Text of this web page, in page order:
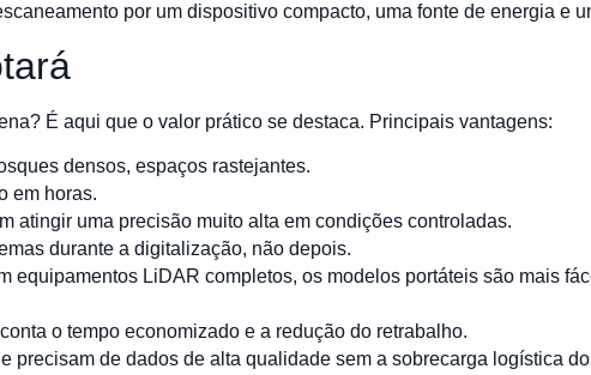
por um dispositivo compacto, uma fonte de energia e
É aqui que o valor prático se destaca. Principais vantagens:
densos, espaços rastejantes.
em horas.
atingir uma precisão muito alta em condições controladas.
durante a digitalização, não depois.
equipamentos LiDAR completos, os modelos portáteis são mais
o tempo economizado e a redução do retrabalho.
precisam de dados de alta qualidade sem a sobrecarga logística